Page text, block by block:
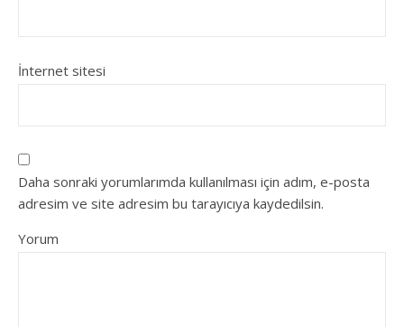
İnternet sitesi
Daha sonraki yorumlarımda kullanılması için adım, e-posta
adresim ve site adresim bu tarayıcıya kaydedilsin.
Yorum